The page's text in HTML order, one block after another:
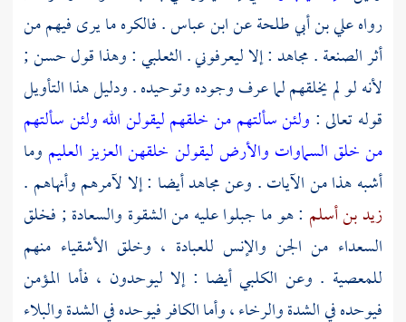
رواهعلي بن أبي طلحةعنابن عباس. فالكره ما يرى فيهم من
أثر الصنعة .مجاهد: إلا ليعرفوني .الثعلبي: وهذا قول حسن ;
لأنه لو لم يخلقهم لما عرف وجوده وتوحيده . ودليل هذا التأويل
قوله تعالى : ولئن سألتهم من خلقهم ليقولن اللهولئن سألتهم
من خلق السماوات والأرض ليقولن خلقهن العزيز العليم وما
أشبه هذا من الآيات . وعنمجاهدأيضا : إلا لآمرهم وأنهاهم .
زيد بن أسلم : هو ما جبلوا عليه من الشقوة والسعادة ; فخلق
السعداء من الجن والإنس للعبادة ، وخلق الأشقياء منهم
للمعصية . وعن الكلبيأيضا : إلا ليوحدون ، فأما المؤمن
فيوحده في الشدة والرخاء ، وأما الكافر فيوحده في الشدة والبلاء